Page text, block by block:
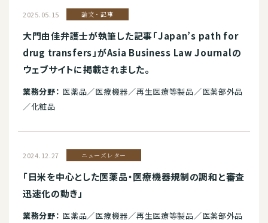
2025.05.15 論文・記事
大門由佳弁護士が執筆した記事「Japan’s path for
drug transfers」がAsia Business Law Journalの
ウェブサイトに掲載されました。
業務分野： 医薬品／医療機器／再生医療等製品／医薬部外品
／化粧品
2024.12.27 ニューズレター
「日米を中心とした医薬品・医療機器規制の調和と審査
迅速化の動き」
業務分野： 医薬品／医療機器／再生医療等製品／医薬部外品